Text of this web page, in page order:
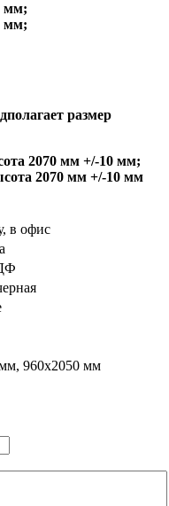
мм;
мм;
размер
2070 мм +/-10 мм;
2070 мм +/-10 мм
в офис
960х2050 мм